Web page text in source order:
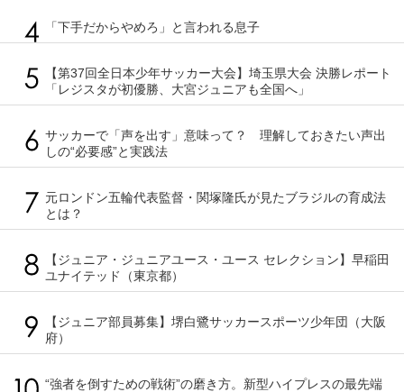
「下手だからやめろ」と言われる息子
【第37回全日本少年サッカー大会】埼玉県大会 決勝レポート
「レジスタが初優勝、大宮ジュニアも全国へ」
サッカーで「声を出す」意味って？ 理解しておきたい声出
しの“必要感”と実践法
元ロンドン五輪代表監督・関塚隆氏が見たブラジルの育成法
とは？
【ジュニア・ジュニアユース・ユース セレクション】早稲田
ユナイテッド（東京都）
【ジュニア部員募集】堺白鷺サッカースポーツ少年団（大阪
府）
“強者を倒すための戦術”の磨き方。新型ハイプレスの最先端